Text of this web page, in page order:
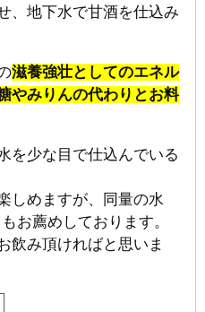
、地下水で甘酒を仕込み
滋養強壮としてのエネル
やみりんの代わりとお料
を少な目で仕込んでいる
しめますが、同量の水
お薦めしております。
飲み頂ければと思いま